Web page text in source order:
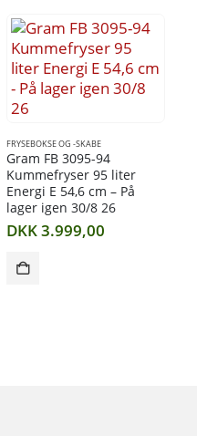
FRYSEBOKSE OG -SKABE
Gram FB 3095-94
Kummefryser 95 liter
Energi E 54,6 cm – På
lager igen 30/8 26
DKK3.999,00